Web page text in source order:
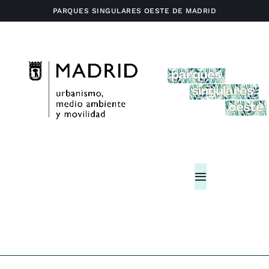
al
PARQUES SINGULARES OESTE DE MADRID
Toggle